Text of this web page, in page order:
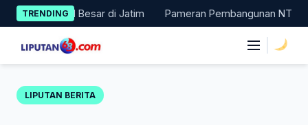
Skip
to
content
TRENDING
Masuk 11 Besar di Jatim Pameran Pembangunan NTT
LIPUTAN BERITA